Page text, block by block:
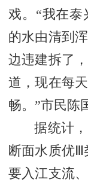
戏。“我在泰
的水由清到
边违建拆了
道，现在每
畅。”市民陈
据统计
断面水质优Ⅲ
要入江支流